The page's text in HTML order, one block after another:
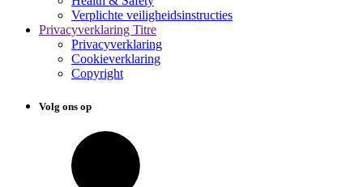
Verplichte veiligheidsinstructies
Privacyverklaring Titre
Privacyverklaring
Cookieverklaring
Copyright
Volg ons op